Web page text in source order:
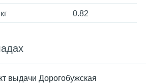
0.82
выдачи Дорогобужская